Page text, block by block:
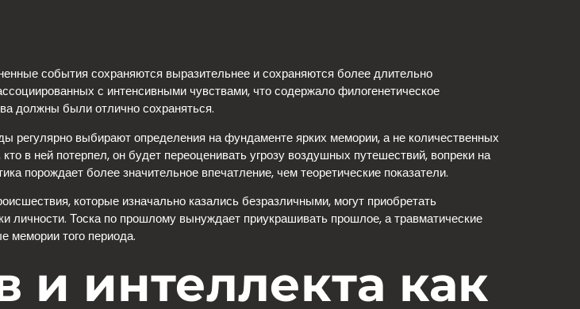
события сохраняются выразительнее и сохраняются более длительно
с интенсивными чувствами, что содержало филогенетическое
должны были отлично сохраняться.
регулярно выбирают определения на фундаменте ярких мемории, а не количественных
в ней потерпел, он будет переоценивать угрозу воздушных путешествий, вопреки на
порождает более значительное впечатление, чем теоретические показатели.
которые изначально казались безразличными, могут приобретать
личности. Тоска по прошлому вынуждает приукрашивать прошлое, а травматические
мемории того периода.
и интеллекта как